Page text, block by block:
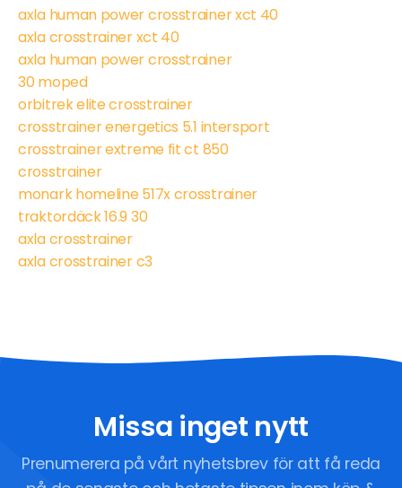
axla human power crosstrainer xct 40
axla crosstrainer xct 40
axla human power crosstrainer
30 moped
orbitrek elite crosstrainer
crosstrainer energetics 5.1 intersport
crosstrainer extreme fit ct 850
crosstrainer
monark homeline 517x crosstrainer
traktordäck 16.9 30
axla crosstrainer
axla crosstrainer c3
Missa inget nytt
Prenumerera på vårt nyhetsbrev för att få reda